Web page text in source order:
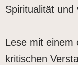
Spiritualität und
Lese mit einem
kritischen